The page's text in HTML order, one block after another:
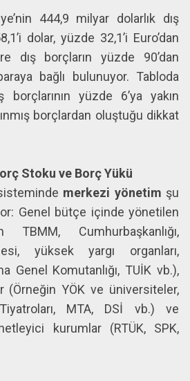
444,9 milyar dolarlık dış
dolar, yüzde 32,1’i Euro’dan
dış borçların yüzde 90’dan
bağlı bulunuyor. Tabloda
borçlarının yüzde 6’ya yakın
borçlardan oluştuğu dikkat
Stoku ve Borç Yükü
merkezi yönetim şu
Genel bütçe içinde yönetilen
TBMM, Cumhurbaşkanlığı,
yüksek yargı organları,
Genel Komutanlığı, TUİK vb.),
(Örneğin YÖK ve üniversiteler,
MTA, DSİ vb.) ve
kurumlar (RTÜK, SPK,